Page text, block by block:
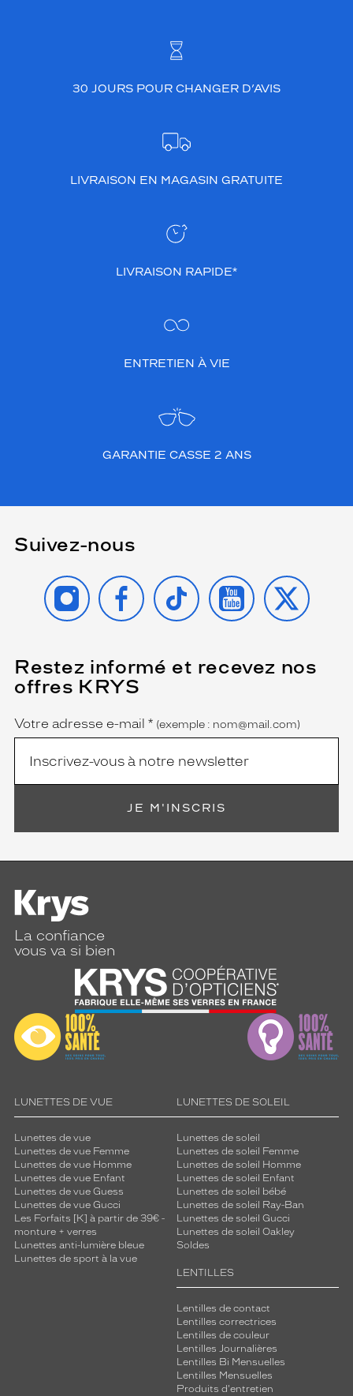
30 JOURS POUR CHANGER D’AVIS
LIVRAISON EN MAGASIN GRATUITE
LIVRAISON RAPIDE*
ENTRETIEN À VIE
GARANTIE CASSE 2 ANS
Suivez-nous
INSTAGRAMFACEBOOK
TIKTOK YOUTUBE
X
Restez informé et recevez nos
offres KRYS
Name
Votre adresse e-mail *
(Ce
champ
est
obligatoire)
(exemple : nom@mail.com)
JE M'INSCRIS
La confiance
vous va si bien
LUNETTES DE VUE
Lunettes de vue
Lunettes de vue Femme
Lunettes de vue Homme
Lunettes de vue Enfant
Lunettes de vue Guess
Lunettes de vue Gucci
Les Forfaits [K] à partir de 39€ -
monture + verres
Lunettes anti-lumière bleue
Lunettes de sport à la vue
LUNETTES DE SOLEIL
Lunettes de soleil
Lunettes de soleil Femme
Lunettes de soleil Homme
Lunettes de soleil Enfant
Lunettes de soleil bébé
Lunettes de soleil Ray-Ban
Lunettes de soleil Gucci
Lunettes de soleil Oakley
Soldes
LENTILLES
Lentilles de contact
Lentilles correctrices
Lentilles de couleur
Lentilles Journalières
Lentilles Bi Mensuelles
Lentilles Mensuelles
Produits d'entretien